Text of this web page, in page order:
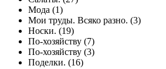
Мода (1)
Мои труды. Всяко разно. (3)
Носки. (19)
По-хозяйству (7)
По-хозяйству (3)
Поделки. (16)